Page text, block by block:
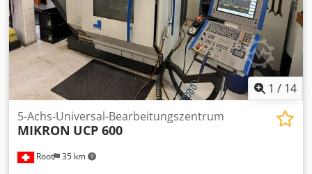
1 / 14
Root 35 km
5-Achs-Universal-Bearbeitungszentrum
MIKRON UCP 600